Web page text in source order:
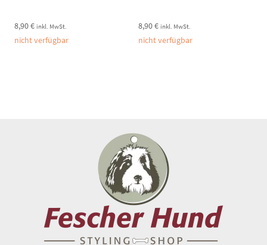
8,90€ inkl. MwSt.
nicht verfügbar
8,90€ inkl. MwSt.
nicht verfügbar